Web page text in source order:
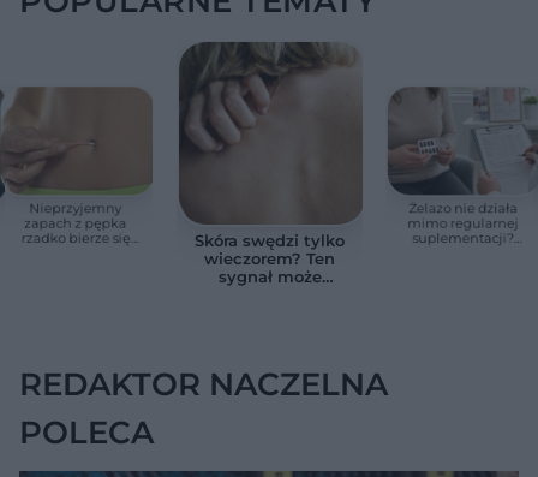
Nieprzyjemny
zapach z pępka
rzadko bierze się
Skóra swędzi tylko
wieczorem? Ten
sygnał może
Żelazo nie działa
mimo regularnej
suplementacji?
REDAKTOR NACZELNA
POLECA